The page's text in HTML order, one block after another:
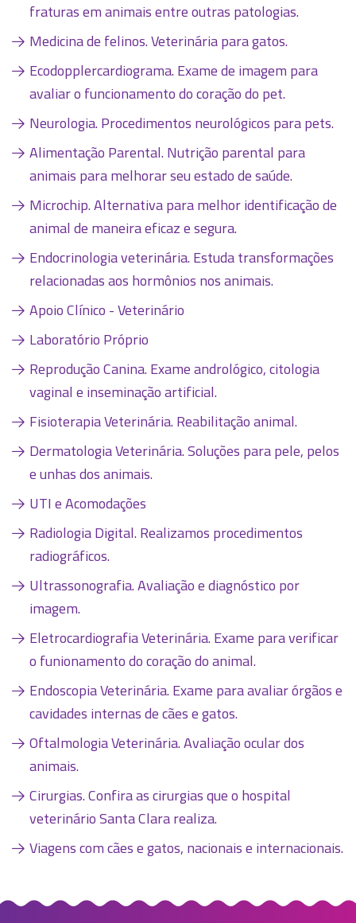
fraturas em animais entre outras patologias.
Medicina de felinos. Veterinária para gatos.
Ecodopplercardiograma. Exame de imagem para
avaliar o funcionamento do coração do pet.
Neurologia. Procedimentos neurológicos para pets.
Alimentação Parental. Nutrição parental para
animais para melhorar seu estado de saúde.
Microchip. Alternativa para melhor identificação de
animal de maneira eficaz e segura.
Endocrinologia veterinária. Estuda transformações
relacionadas aos hormônios nos animais.
Apoio Clínico - Veterinário
Laboratório Próprio
Reprodução Canina. Exame andrológico, citologia
vaginal e inseminação artificial.
Fisioterapia Veterinária. Reabilitação animal.
Dermatologia Veterinária. Soluções para pele, pelos
e unhas dos animais.
UTI e Acomodações
Radiologia Digital. Realizamos procedimentos
radiográficos.
Ultrassonografia. Avaliação e diagnóstico por
imagem.
Eletrocardiografia Veterinária. Exame para verificar
o funionamento do coração do animal.
Endoscopia Veterinária. Exame para avaliar órgãos e
cavidades internas de cães e gatos.
Oftalmologia Veterinária. Avaliação ocular dos
animais.
Cirurgias. Confira as cirurgias que o hospital
veterinário Santa Clara realiza.
Viagens com cães e gatos, nacionais e internacionais.